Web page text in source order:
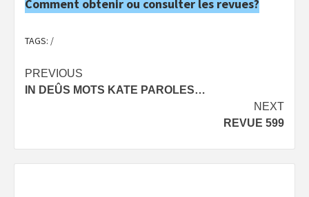
Comment obtenir ou consulter les revues?
TAGS: /
Post
navigation
PREVIOUS
IN DEÛS MOTS KATE PAROLES…
NEXT
REVUE 599